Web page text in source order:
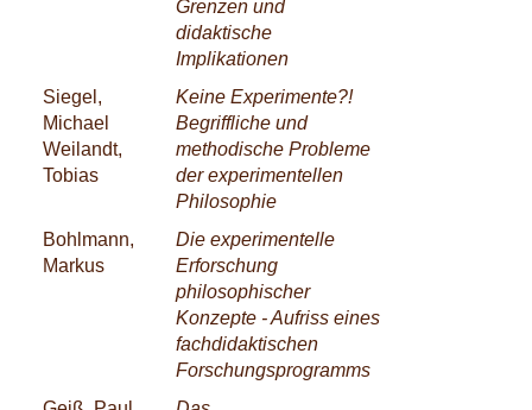
Grenzen und
didaktische
Implikationen
Siegel,
Michael
Weilandt,
Tobias
Keine Experimente?!
Begriffliche und
methodische Probleme
der experimentellen
Philosophie
Bohlmann,
Markus
Die experimentelle
Erforschung
philosophischer
Konzepte - Aufriss eines
fachdidaktischen
Forschungsprogramms